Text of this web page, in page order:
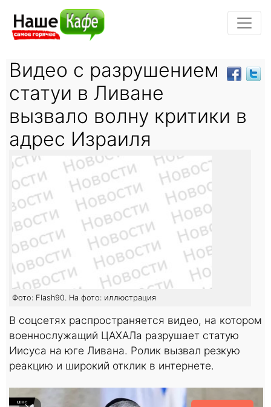
Видео с разрушением
статуи в Ливане
вызвало волну критики в
адрес Израиля
Фото: Flash90. На фото: иллюстрация
В соцсетях распространяется видео, на котором
военнослужащий ЦАХАЛа разрушает статую
Иисуса на юге Ливана. Ролик вызвал резкую
реакцию и широкий отклик в интернете.